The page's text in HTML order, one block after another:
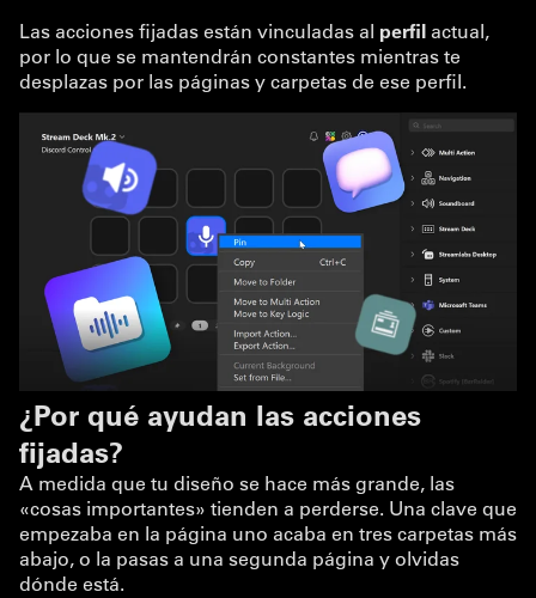
Las acciones fijadas están vinculadas al perfil actual,
por lo que se mantendrán constantes mientras te
desplazas por las páginas y carpetas de ese perfil.
¿Por qué ayudan las acciones
fijadas?
A medida que tu diseño se hace más grande, las
«cosas importantes» tienden a perderse. Una clave que
empezaba en la página uno acaba en tres carpetas más
abajo, o la pasas a una segunda página y olvidas
dónde está.